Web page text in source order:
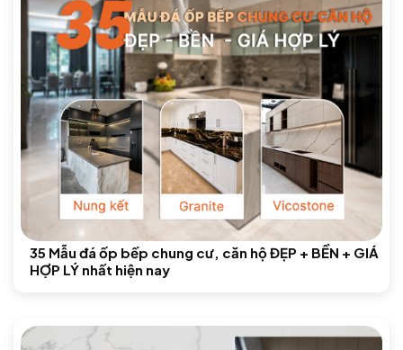
35 Mẫu đá ốp bếp chung cư, căn hộ ĐẸP + BỀN + GIÁ
HỢP LÝ nhất hiện nay